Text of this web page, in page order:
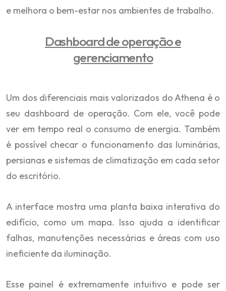
e melhora o bem-estar nos ambientes de trabalho.
Dashboard de operação e
gerenciamento
Um dos diferenciais mais valorizados do Athena é o
seu dashboard de operação. Com ele, você pode
ver em tempo real o consumo de energia. Também
é possível checar o funcionamento das luminárias,
persianas e sistemas de climatização em cada setor
do escritório.
A interface mostra uma planta baixa interativa do
edifício, como um mapa. Isso ajuda a identificar
falhas, manutenções necessárias e áreas com uso
ineficiente da iluminação.
Esse painel é extremamente intuitivo e pode ser